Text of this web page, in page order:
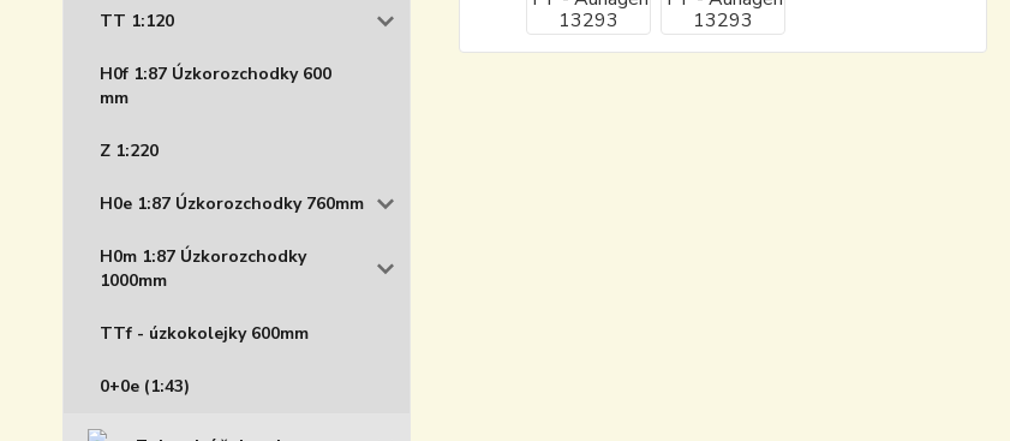
TT 1:120
H0f 1:87 Úzkorozchodky 600
mm
Z 1:220
H0e 1:87 Úzkorozchodky 760mm
H0m 1:87 Úzkorozchodky
1000mm
TTf - úzkokolejky 600mm
0+0e (1:43)